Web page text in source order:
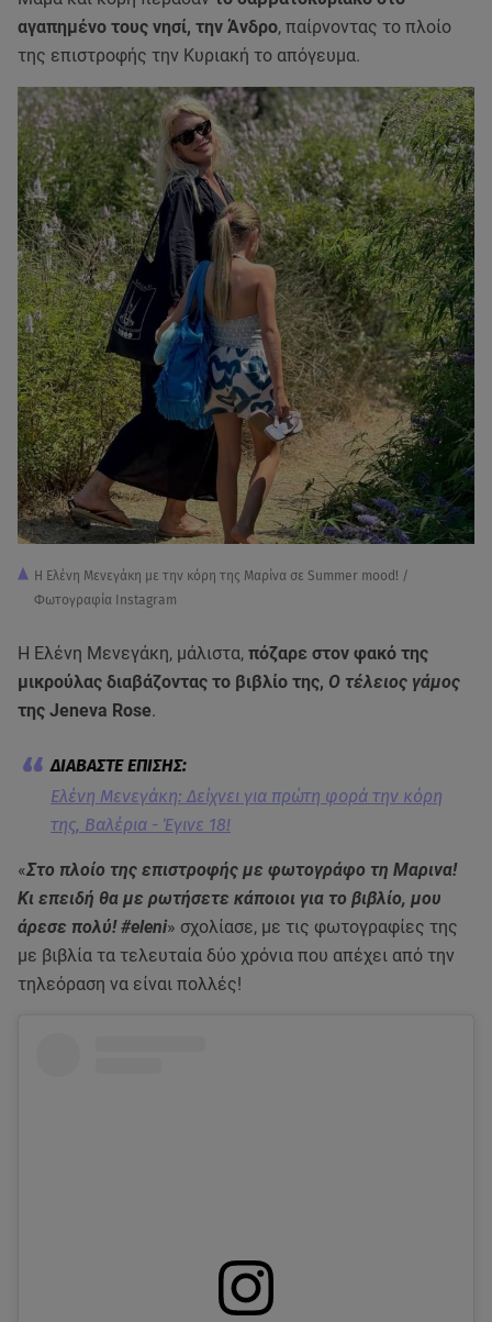
αγαπημένο τους νησί, την Άνδρο, παίρνοντας το πλοίο
της επιστροφής την Κυριακή το απόγευμα.
Η Ελένη Μενεγάκη με την κόρη της Μαρίνα σε Summer mood! /
Φωτογραφία Instagram
Η Ελένη Μενεγάκη, μάλιστα, πόζαρε στον φακό της
μικρούλας διαβάζοντας το βιβλίο της, Ο τέλειος γάμος
της Jeneva Rose.
Ελένη Μενεγάκη: Δείχνει για πρώτη φορά την κόρη
της, Βαλέρια - Έγινε 18!
«Στο πλοίο της επιστροφής με φωτογράφο τη Μαρινα!
Κι επειδή θα με ρωτήσετε κάποιοι για το βιβλίο, μου
άρεσε πολύ! #eleni» σχολίασε, με τις φωτογραφίες της
με βιβλία τα τελευταία δύο χρόνια που απέχει από την
τηλεόραση να είναι πολλές!